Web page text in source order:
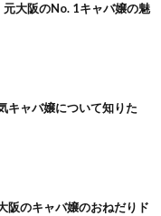
大阪のNo. 1キャバ嬢の魅
キャバ嬢について知りた
阪のキャバ嬢のおねだりド